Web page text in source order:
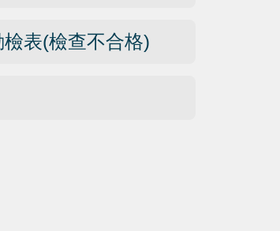
表(檢查不合格)